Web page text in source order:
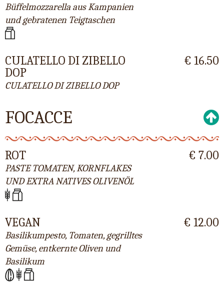
Büffelmozzarella aus Kampanien
und gebratenen Teigtaschen
CULATELLO DI ZIBELLO
DOP
CULATELLO DI ZIBELLO DOP
€ 16.50
FOCACCE
ROT
PASTE TOMATEN, KORNFLAKES
UND EXTRA NATIVES OLIVENÖL
€ 7.00
VEGAN
Basilikumpesto, Tomaten, gegrilltes
Gemüse, entkernte Oliven und
Basilikum
€ 12.00